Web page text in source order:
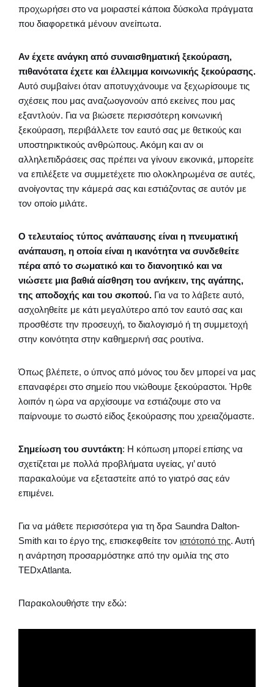
προχωρήσει στο να μοιραστεί κάποια δύσκολα πράγματα
που διαφορετικά μένουν ανείπωτα.
Αν έχετε ανάγκη από συναισθηματική ξεκούραση,
πιθανότατα έχετε και έλλειμμα κοινωνικής ξεκούρασης.
Αυτό συμβαίνει όταν αποτυγχάνουμε να ξεχωρίσουμε τις
σχέσεις που μας αναζωογονούν από εκείνες που μας
εξαντλούν. Για να βιώσετε περισσότερη κοινωνική
ξεκούραση, περιβάλλετε τον εαυτό σας με θετικούς και
υποστηρικτικούς ανθρώπους. Ακόμη και αν οι
αλληλεπιδράσεις σας πρέπει να γίνουν εικονικά, μπορείτε
να επιλέξετε να συμμετέχετε πιο ολοκληρωμένα σε αυτές,
ανοίγοντας την κάμερά σας και εστιάζοντας σε αυτόν με
τον οποίο μιλάτε.
Ο τελευταίος τύπος ανάπαυσης είναι η πνευματική
ανάπαυση, η οποία είναι η ικανότητα να συνδεθείτε
πέρα από το σωματικό και το διανοητικό και να
νιώσετε μια βαθιά αίσθηση του ανήκειν, της αγάπης,
της αποδοχής και του σκοπού. Για να το λάβετε αυτό,
ασχοληθείτε με κάτι μεγαλύτερο από τον εαυτό σας και
προσθέστε την προσευχή, το διαλογισμό ή τη συμμετοχή
στην κοινότητα στην καθημερινή σας ρουτίνα.
Όπως βλέπετε, ο ύπνος από μόνος του δεν μπορεί να μας
επαναφέρει στο σημείο που νιώθουμε ξεκούραστοι. Ήρθε
λοιπόν η ώρα να αρχίσουμε να εστιάζουμε στο να
παίρνουμε το σωστό είδος ξεκούρασης που χρειαζόμαστε.
Σημείωση του συντάκτη: Η κόπωση μπορεί επίσης να
σχετίζεται με πολλά προβλήματα υγείας, γι’ αυτό
παρακαλούμε να εξεταστείτε από το γιατρό σας εάν
επιμένει.
Για να μάθετε περισσότερα για τη δρα Saundra Dalton-
Smith και το έργο της, επισκεφθείτε τον ιστότοπό της. Αυτή
η ανάρτηση προσαρμόστηκε από την ομιλία της στο
TEDxAtlanta.
Παρακολουθήστε την εδώ: